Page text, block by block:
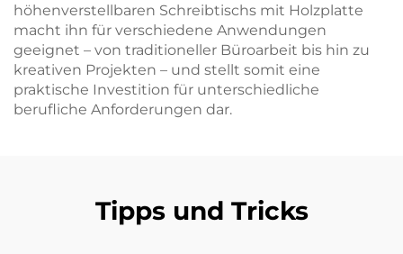
höhenverstellbaren Schreibtischs mit Holzplatte
macht ihn für verschiedene Anwendungen
geeignet – von traditioneller Büroarbeit bis hin zu
kreativen Projekten – und stellt somit eine
praktische Investition für unterschiedliche
berufliche Anforderungen dar.
Tipps und Tricks